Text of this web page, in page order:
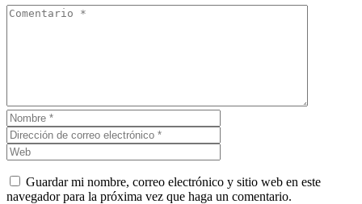
Guardar mi nombre, correo electrónico y sitio web en este
navegador para la próxima vez que haga un comentario.